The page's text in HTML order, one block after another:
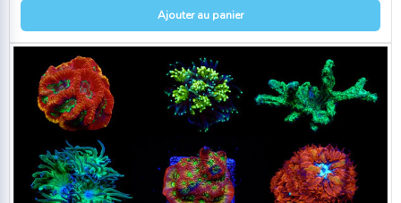
Ajouter au panier